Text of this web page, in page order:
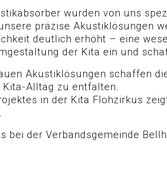
wurden von uns
präzise Akustiklösungen
deutlich erhöht – eine
der Kita ein und
Akustiklösungen schaffen
Alltag zu entfalten.
in der Kita Flohzirkus
bei der Verbandsgemeinde